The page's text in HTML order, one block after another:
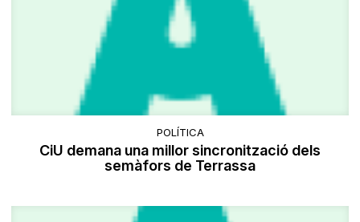
POLÍTICA
CiU demana una millor sincronització dels
semàfors de Terrassa